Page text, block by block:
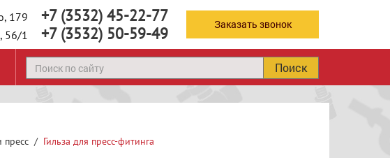
179 +7 (3532) 45-22-77
56/1 +7 (3532) 50-59-49 Заказать звонок
Поиск
пресс Гильза для пресс-фитинга